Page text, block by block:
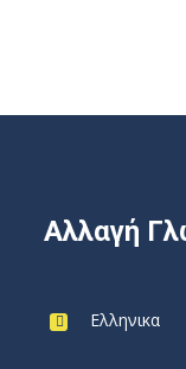
Αλλαγή
Ελληνικα